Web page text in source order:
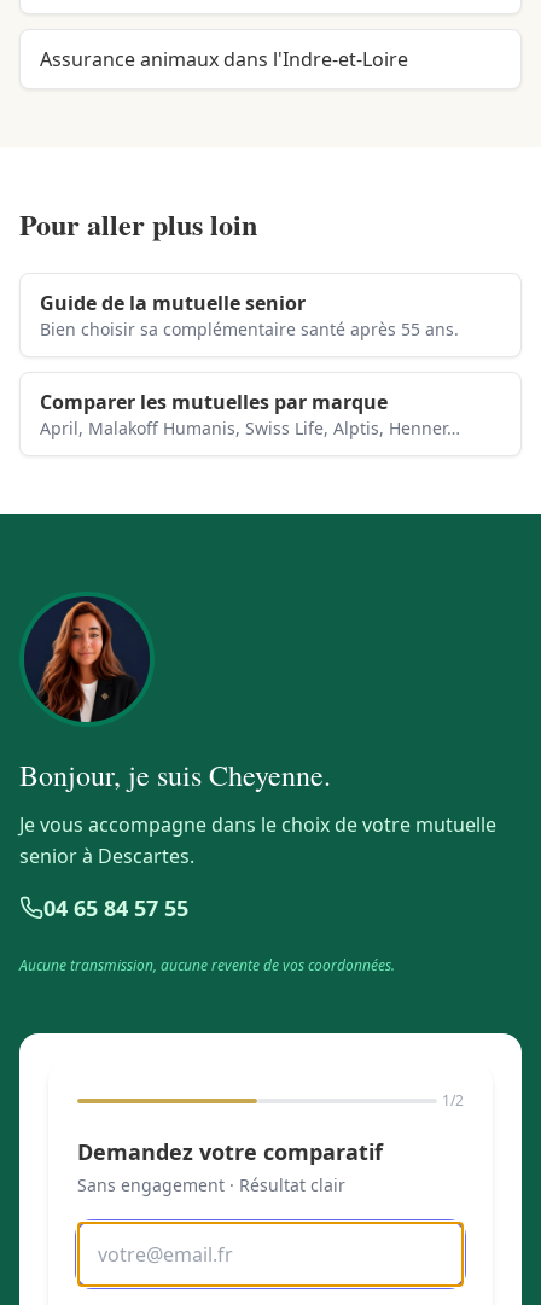
Assurance animaux dans l'Indre-et-Loire
Pour aller plus loin
Guide de la mutuelle senior
Bien choisir sa complémentaire santé après 55 ans.
Comparer les mutuelles par marque
April, Malakoff Humanis, Swiss Life, Alptis, Henner…
Bonjour, je suisCheyenne.
Je vous accompagne dans le choix de votre mutuelle
senior à Descartes.
04 65 84 57 55
Aucune transmission, aucune revente de vos coordonnées.
1/2
Demandez votre comparatif
Sans engagement · Résultat clair